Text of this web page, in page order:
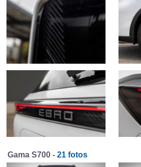
Gama S700 - 21 fotos